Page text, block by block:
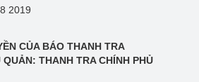
2019
CỦA BÁO THANH TRA
THANH TRA CHÍNH PHỦ